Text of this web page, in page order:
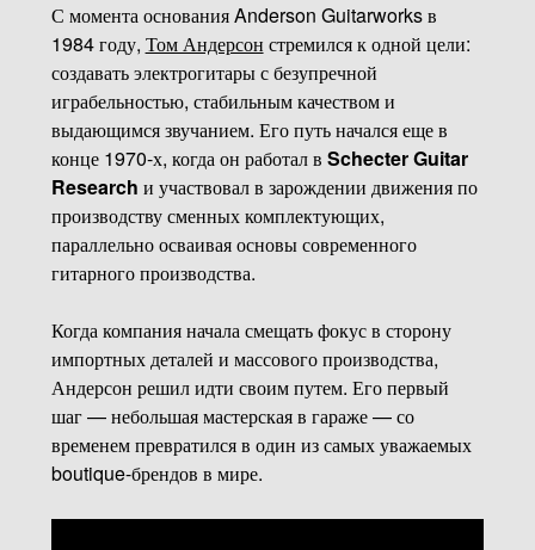
С момента основания Anderson Guitarworks в
1984 году, Том Андерсон стремился к одной цели:
создавать электрогитары с безупречной
играбельностью, стабильным качеством и
выдающимся звучанием. Его путь начался еще в
конце 1970-х, когда он работал в Schecter Guitar
Research и участвовал в зарождении движения по
производству сменных комплектующих,
параллельно осваивая основы современного
гитарного производства.
Когда компания начала смещать фокус в сторону
импортных деталей и массового производства,
Андерсон решил идти своим путем. Его первый
шаг — небольшая мастерская в гараже — со
временем превратился в один из самых уважаемых
boutique-брендов в мире.